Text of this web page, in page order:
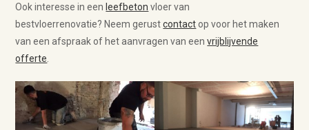
Ook interesse in een leefbeton vloer van
bestvloerrenovatie? Neem gerustcontactop voor het maken
van een afspraak of het aanvragen van eenvrijblijvende
offerte